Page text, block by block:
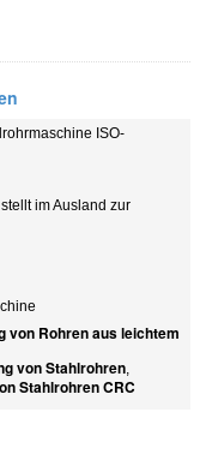
ISO-
im Ausland zur
von Rohren aus leichtem
von Stahlrohren,
Stahlrohren CRC